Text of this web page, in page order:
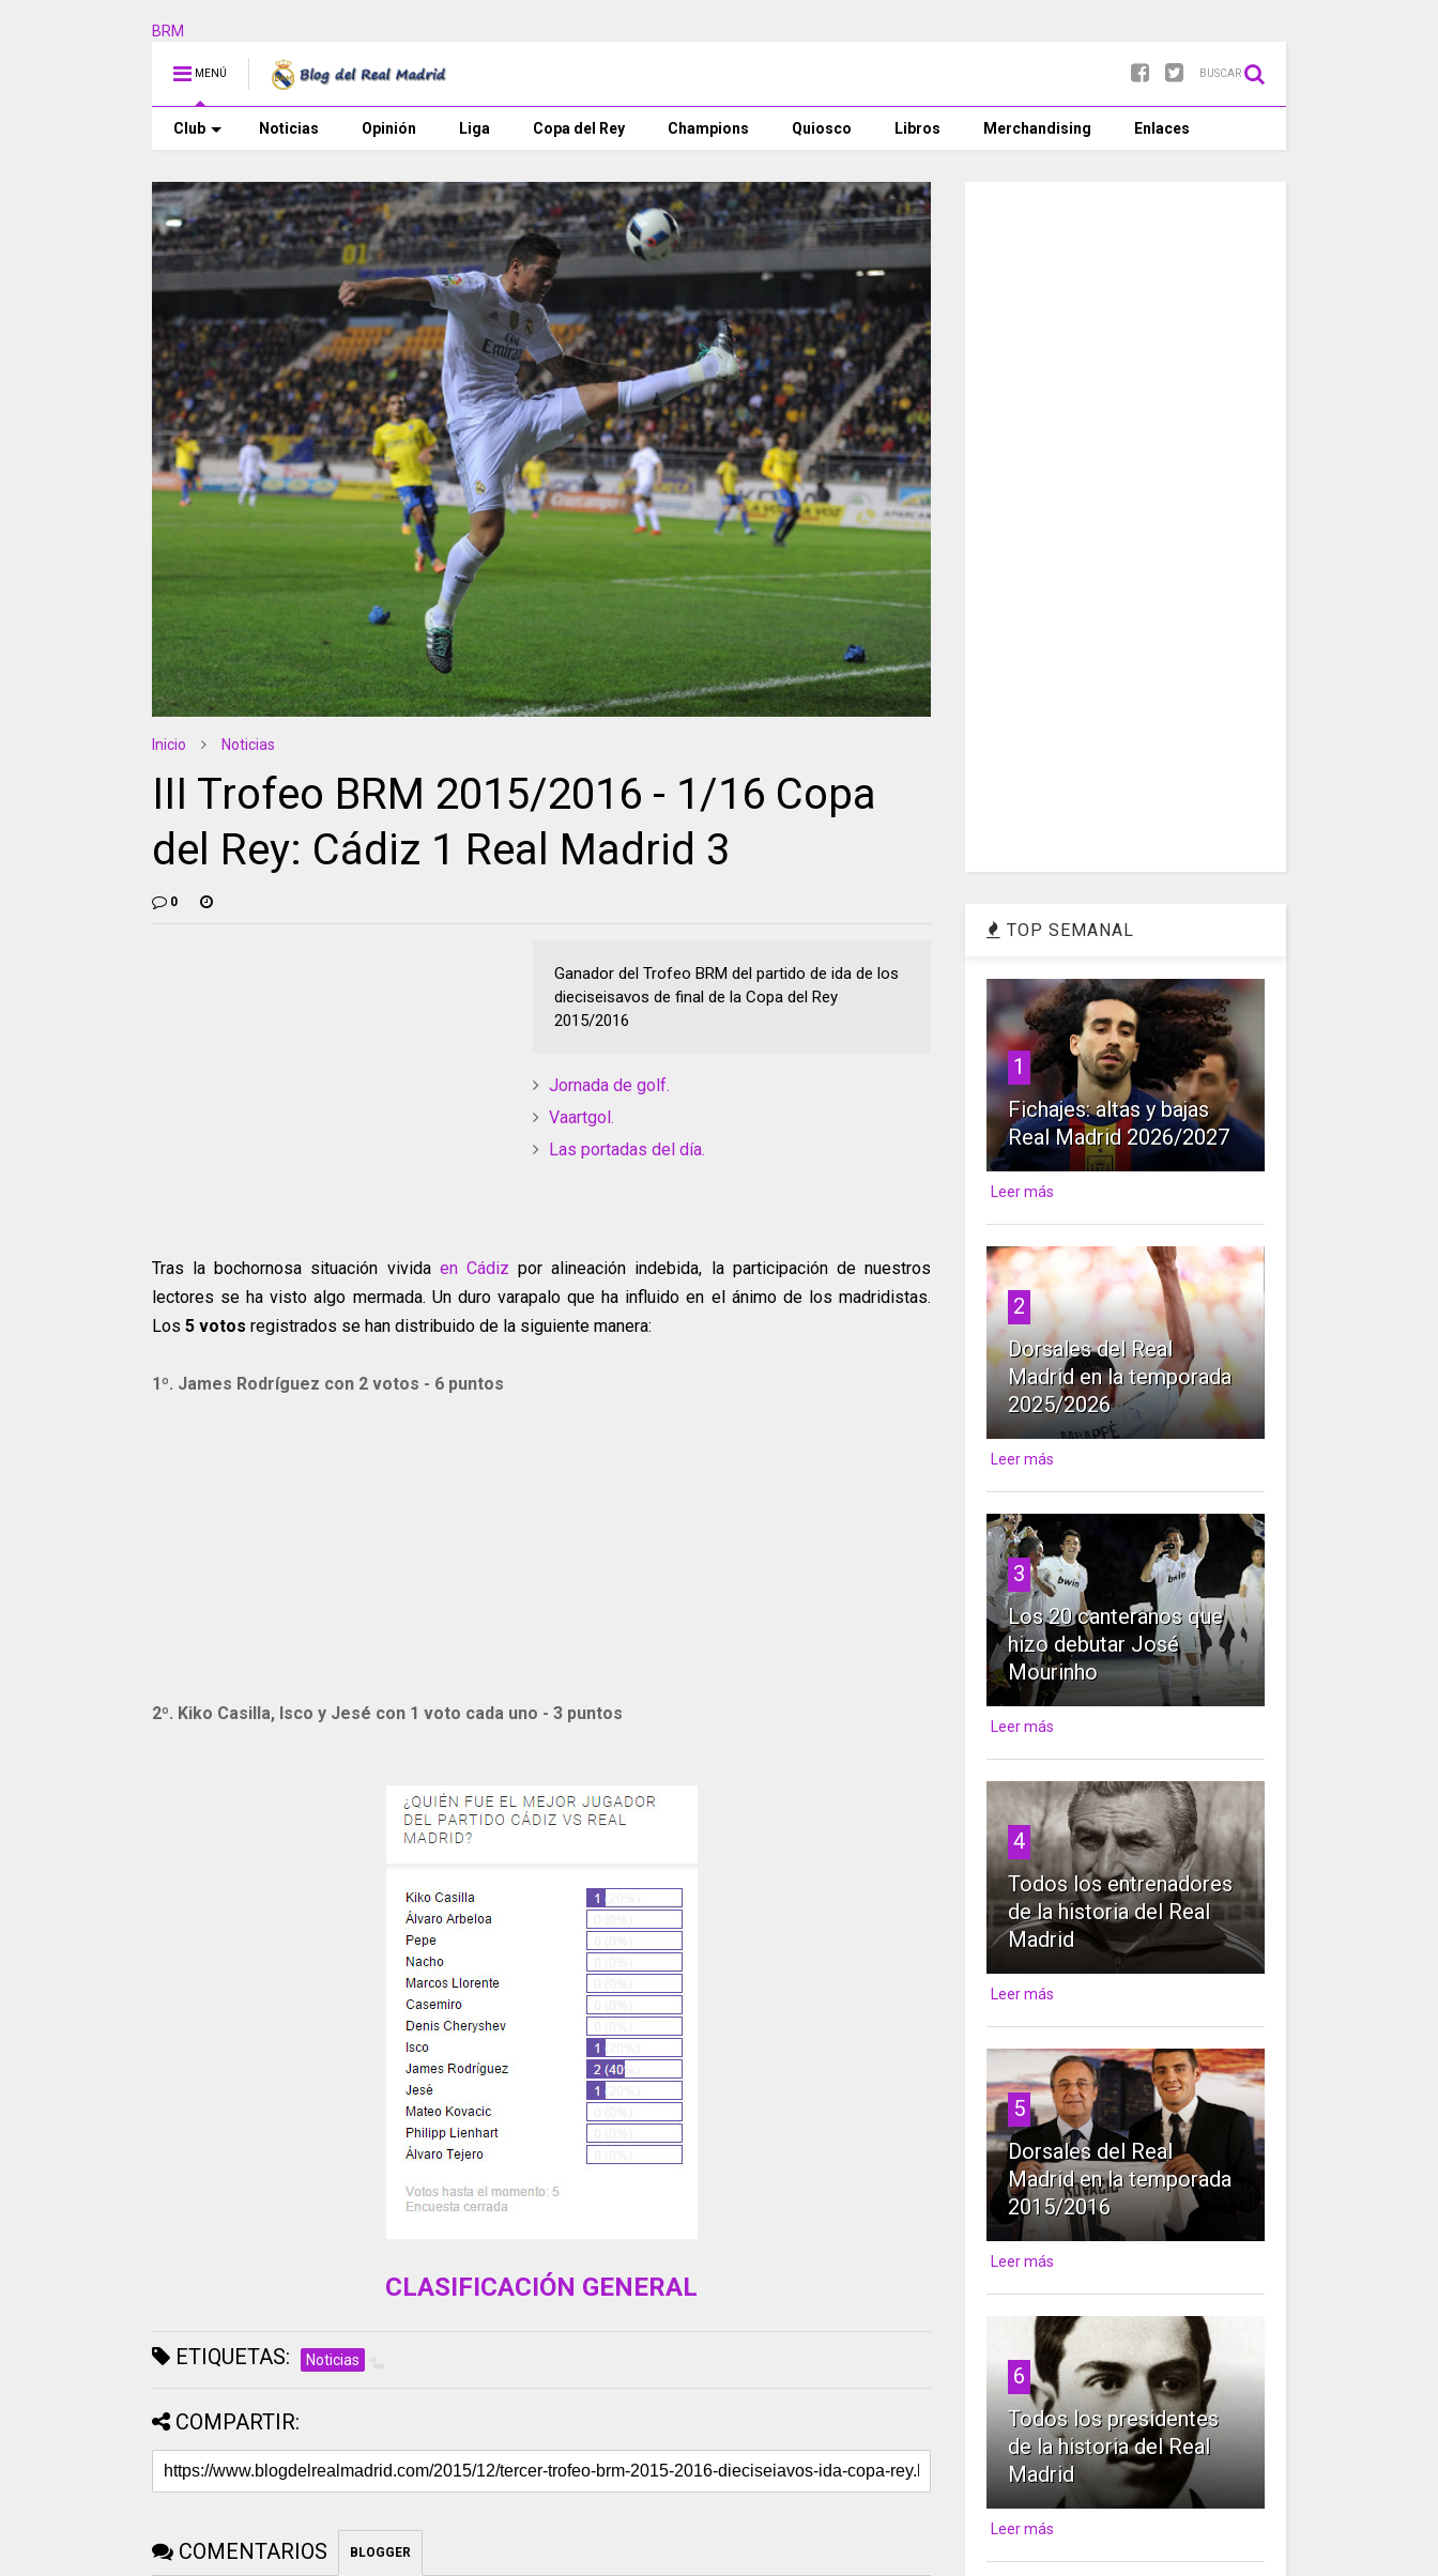
BRM
MENÚ BUSCAR
Club Noticias Opinión Liga Copa del Rey Champions Quiosco Libros Merchandising Enlaces
Inicio Noticias
III Trofeo BRM 2015/2016 - 1/16 Copa
del Rey: Cádiz 1 Real Madrid 3
0
Ganador del Trofeo BRM del partido de ida de los
dieciseisavos de final de la Copa del Rey
2015/2016
Jornada de golf.
Vaartgol.
Las portadas del día.
Tras la bochornosa situación vivida en Cádiz por alineación indebida, la participación de nuestros
lectores se ha visto algo mermada. Un duro varapalo que ha influido en el ánimo de los madridistas.
Los 5 votos registrados se han distribuido de la siguiente manera:
1º. James Rodríguez con 2 votos - 6 puntos
2º. Kiko Casilla, Isco y Jesé con 1 voto cada uno - 3 puntos
CLASIFICACIÓN GENERAL
ETIQUETAS: Noticias
COMPARTIR:
COMENTARIOS BLOGGER
TOP SEMANAL
1
Fichajes: altas y bajas
Real Madrid 2026/2027
Leer más
2
Dorsales del Real
Madrid en la temporada
2025/2026
Leer más
3
Los 20 canteranos que
hizo debutar José
Mourinho
Leer más
4
Todos los entrenadores
de la historia del Real
Madrid
Leer más
5
Dorsales del Real
Madrid en la temporada
2015/2016
Leer más
6
Todos los presidentes
de la historia del Real
Madrid
Leer más